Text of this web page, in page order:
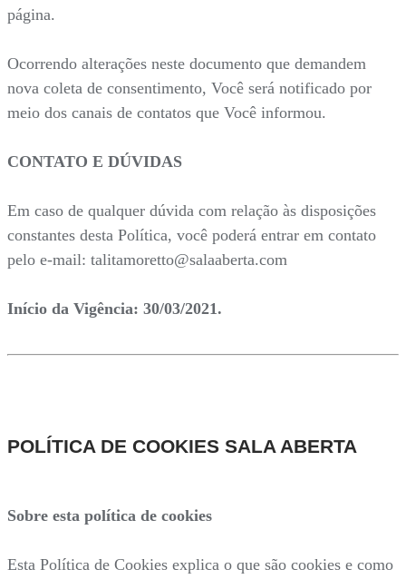
página.
Ocorrendo alterações neste documento que demandem
nova coleta de consentimento, Você será notificado por
meio dos canais de contatos que Você informou.
CONTATO E DÚVIDAS
Em caso de qualquer dúvida com relação às disposições
constantes desta Política, você poderá entrar em contato
pelo e-mail: talitamoretto@salaaberta.com
Início da Vigência: 30/03/2021.
POLÍTICA DE COOKIES SALA ABERTA
Sobre esta política de cookies
Esta Política de Cookies explica o que são cookies e como